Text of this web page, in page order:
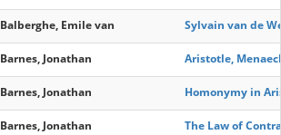
Balberghe, Emile van Sylvain van de
Barnes, Jonathan Aristotle,
Barnes, Jonathan Homonymy in
Barnes, Jonathan The Law of